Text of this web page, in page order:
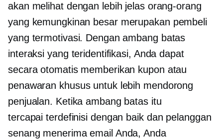
akan melihat dengan lebih jelas orang-orang
yang kemungkinan besar merupakan pembeli
yang termotivasi. Dengan ambang batas
interaksi yang teridentifikasi, Anda dapat
secara otomatis memberikan kupon atau
penawaran khusus untuk lebih mendorong
penjualan. Ketika ambang batas itu
tercapaiterdefinisi dengan baikdan pelanggan
senang menerima email Anda, Anda